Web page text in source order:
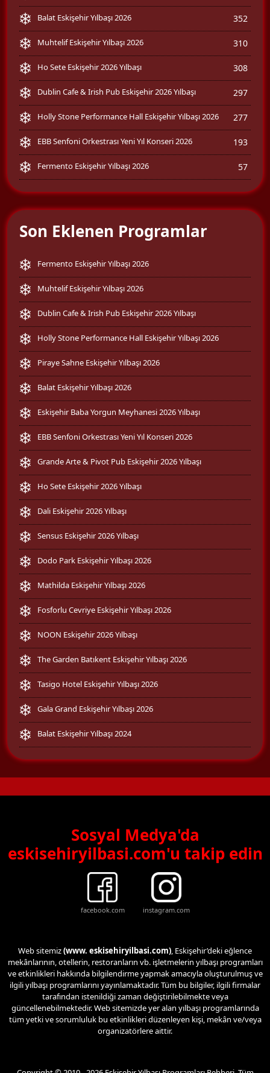
Balat Eskişehir Yılbaşı 2026 352
Muhtelif Eskişehir Yılbaşı 2026 310
Ho Sete Eskişehir 2026 Yılbaşı 308
Dublin Cafe & Irish Pub Eskişehir 2026 Yılbaşı 297
Holly Stone Performance Hall Eskişehir Yılbaşı 2026 277
EBB Senfoni Orkestrası Yeni Yıl Konseri 2026 193
Fermento Eskişehir Yılbaşı 2026 57
Son Eklenen Programlar
Fermento Eskişehir Yılbaşı 2026
Muhtelif Eskişehir Yılbaşı 2026
Dublin Cafe & Irish Pub Eskişehir 2026 Yılbaşı
Holly Stone Performance Hall Eskişehir Yılbaşı 2026
Piraye Sahne Eskişehir Yılbaşı 2026
Balat Eskişehir Yılbaşı 2026
Eskişehir Baba Yorgun Meyhanesi 2026 Yılbaşı
EBB Senfoni Orkestrası Yeni Yıl Konseri 2026
Grande Arte & Pivot Pub Eskişehir 2026 Yılbaşı
Ho Sete Eskişehir 2026 Yılbaşı
Dali Eskişehir 2026 Yılbaşı
Sensus Eskişehir 2026 Yılbaşı
Dodo Park Eskişehir Yılbaşı 2026
Mathilda Eskişehir Yılbaşı 2026
Fosforlu Cevriye Eskişehir Yılbaşı 2026
NOON Eskişehir 2026 Yılbaşı
The Garden Batıkent Eskişehir Yılbaşı 2026
Tasigo Hotel Eskişehir Yılbaşı 2026
Gala Grand Eskişehir Yılbaşı 2026
Balat Eskişehir Yılbaşı 2024
Sosyal Medya'da
eskisehiryilbasi.com'u takip edin
facebook.com instagram.com
Web sitemiz(www. eskisehiryilbasi.com), Eskişehir’deki eğlence
mekânlarının, otellerin, restoranların vb. işletmelerin yılbaşı programları
ve etkinlikleri hakkında bilgilendirme yapmak amacıyla oluşturulmuş ve
ilgili yılbaşı programlarını yayınlamaktadır. Tüm bu bilgiler, ilgili firmalar
tarafından istenildiği zaman değiştirilebilmekte veya
güncellenebilmektedir. Web sitemizde yer alan yılbaşı programlarında
tüm yetki ve sorumluluk bu etkinlikleri düzenleyen kişi, mekân ve/veya
organizatörlere aittir.